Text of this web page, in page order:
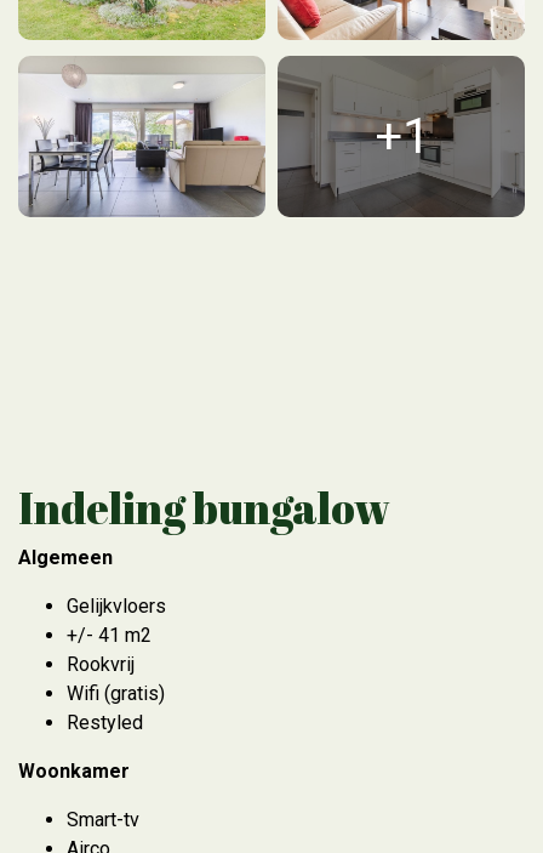
1
Indeling bungalow
Algemeen
Gelijkvloers
+/- 41 m2
Rookvrij
Wifi (gratis)
Restyled
Woonkamer
Smart-tv